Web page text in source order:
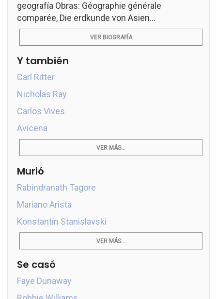
geografía Obras: Géographie générale
comparée, Die erdkunde von Asien...
VER BIOGRAFÍA
Y también
Carl Ritter
Nicholas Ray
Carlos Vives
Avicena
VER MÁS...
Murió
Rabindranath Tagore
Mariano Arista
Konstantín Stanislavski
VER MÁS...
Se casó
Faye Dunaway